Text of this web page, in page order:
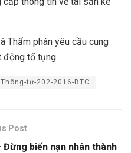
Thẩm phán yêu cầu cung
động tố tụng.
Thông-tư-202-2016-BTC
Post
biến nạn nhân thành